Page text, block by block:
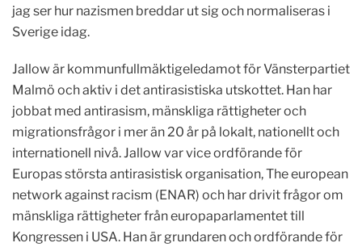
jag ser hur nazismen breddar ut sig och normaliseras i
Sverige idag.
Jallow är kommunfullmäktigeledamot för Vänsterpartiet
Malmö och aktiv i det antirasistiska utskottet. Han har
jobbat med antirasism, mänskliga rättigheter och
migrationsfrågor i mer än 20 år på lokalt, nationellt och
internationell nivå. Jallow var vice ordförande för
Europas största antirasistisk organisation, The european
network against racism (ENAR) och har drivit frågor om
mänskliga rättigheter från europaparlamentet till
Kongressen i USA. Han är grundaren och ordförande för